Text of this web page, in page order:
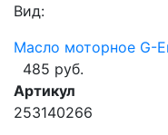
Вид:
Масло моторное G-
485 руб.
Артикул
253140266